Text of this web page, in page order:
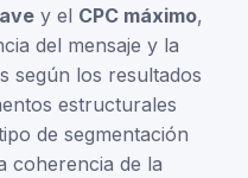
y el CPC máximo,
del mensaje y la
según los resultados
estructurales
de segmentación
coherencia de la